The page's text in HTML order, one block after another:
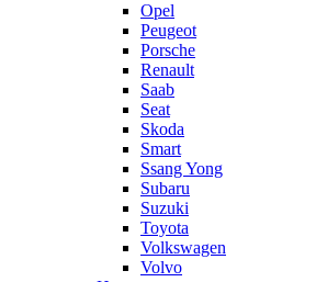
Opel
Peugeot
Porsche
Renault
Saab
Seat
Skoda
Smart
Ssang Yong
Subaru
Suzuki
Toyota
Volkswagen
Volvo